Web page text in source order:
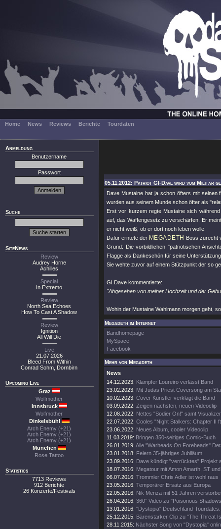
Home News Reviews Berichte Tourdaten
Anmeldung
Benutzername
Passwort
Suche
SiteNews
Review
Audrey Horne
Achilles
Special
In Extremo
Review
North Sea Echoes
How To Cast A Shadow
Review
Ignition
All Will Die
Live
21.07.2026
Bleed From Within
Conrad Sohm, Dornbirn
Upcoming Live
Graz
Wolfmother
Innsbruck
Wolfmother
Dinkelsbühl
Arch Enemy (+21)
Arch Enemy (+21)
Arch Enemy (+21)
München
Rose Tattoo
Statistics
7713 Reviews
912 Berichte
26 Konzerte/Festivals
05.11.2012: Patriot GI-Dave wird vom Militär
Dave Mustaine hat ja schon öfters mit seinen
wurden aus seinem Munde schon öfter als
Erst vor kurzem regte Mustaine sich
auf, das Waffengesetz zu verschärfen. Er
er nicht weiß, ob er dort noch leben wolle.
Dafür erntete der MEGADETH Boss zurecht
Grund: Die vorbildlichen "patriotischen
Flagge als Dankeschön für seine
Sie wehte zuvor auf einem Stützpunkt der so
GI Dave kommentierte:
"Abgesehen von meiner Hochzeit und der
Wohin der Mustaine Wahlmann morgen geht,
Megadeth im Internet
Bandhomepage
MySpace
Facebook
Mehr von Megadeth
News
14.12.2023: Klampfer Loureiro verlässt Band
23.02.2023: Mit Judas Priest Coversong am
10.02.2023: Cover Künstler verklagt die Band
03.09.2022: Zeigen nächsten, neuen Videoclip
12.08.2022: Nettes "Sodier On!" samt Visualizer
22.07.2022: Cooles "Night Stalkers: Chapter II
23.06.2022: Neues Album, cooler Videoclip
11.03.2019: Bringen 350-seitiges Comic-Buch
26.01.2019: Alle "Warheads On Foreheads"
23.01.2018: Feiern 35-jähriges Jubiläum
23.09.2016: Dave kündigt "verrücktes" Projekt
18.07.2016: Megatour mit Amon Amarth, ST
06.07.2016: Trommler Chris Adler ist wohl raus
23.05.2016: Temporärer Ersatz aus Europa
22.05.2016: Nik Menza mit 51 Jahren
26.04.2016: 360° Video zu "Poisonous
13.01.2016: "Dystopia" Deutschland-Tourdates.
25.12.2015: Bärenstarker Clip zu "The Threat
28.11.2015: Nächster Song von "Dystopia"